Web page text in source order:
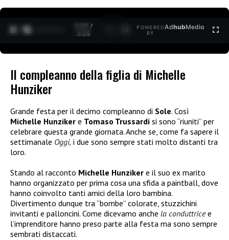
0:30 /
3:35
POWERED
BY
AdhubMedia
Il compleanno della figlia di Michelle
Hunziker
Grande festa per il decimo compleanno di Sole. Così
Michelle Hunziker e Tomaso Trussardi si sono “riuniti” per
celebrare questa grande giornata. Anche se, come fa sapere il
settimanale Oggi, i due sono sempre stati molto distanti tra
loro.
Stando al racconto Michelle Hunziker e il suo ex marito
hanno organizzato per prima cosa una sfida a paintball, dove
hanno coinvolto tanti amici della loro bambina.
Divertimento dunque tra “bombe” colorate, stuzzichini
invitanti e palloncini. Come dicevamo anche la conduttricee
l’imprenditore hanno preso parte alla festa ma sono sempre
sembrati distaccati.